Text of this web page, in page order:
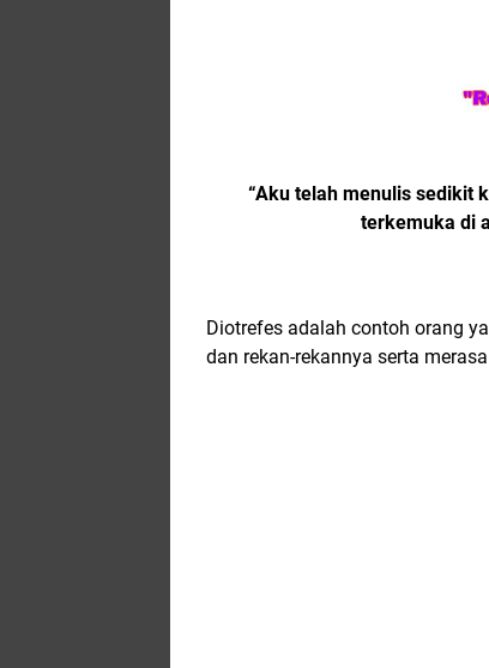
“Aku telah menulis sedikit
terkemuka di
Diotrefes adalah contoh orang
dan rekan-rekannya serta